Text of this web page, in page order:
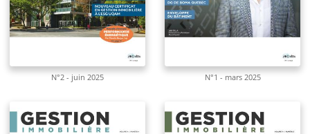
N°2 - juin 2025 N°1 - mars 2025